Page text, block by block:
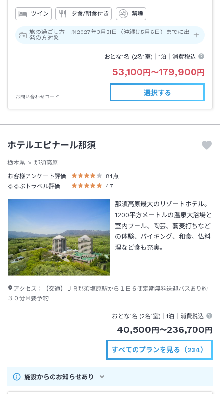
ツイン 夕食/朝食付き 禁煙
旅の過ごし方 ※2027年3月31日（沖縄は5月6日）までに出
発の方対象
おとな1名 (2名1室)｜1泊 ｜消費税込
53,100 円 〜179,900 円
お問い合わせコード
選択する
ホテルエピナール那須
栃木県
那須高原
お客様アンケート評価
84点
るるぶトラベル評価
4.7
那須高原最大のリゾートホテル。
1200平方メートルの温泉大浴場と
室内プール、陶芸、蕎麦打ちなど
の体験、バイキング、和食、仏料
理など食も充実。
アクセス：
【交通】ＪＲ那須塩原駅から１日６便定期無料送迎バスあり約
３０分※要予約
おとな1名 (2名1室)｜1泊 ｜消費税込
40,500 円 〜236,700 円
すべてのプランを見る（234）
施設からのお知らせあり